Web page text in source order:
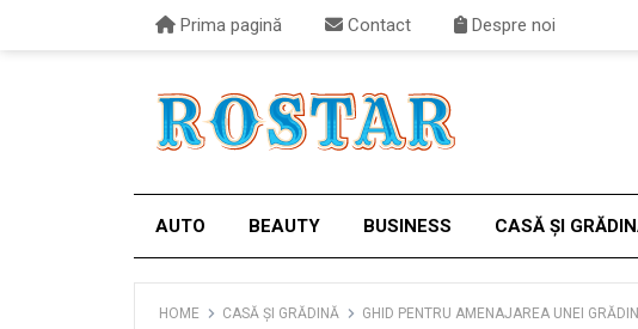
Prima pagină Contact Despre noi
AUTO BEAUTY BUSINESS CASĂ ȘI
HOME CASĂ ȘI GRĂDINĂ GHID PENTRU AMENAJAREA UNEI